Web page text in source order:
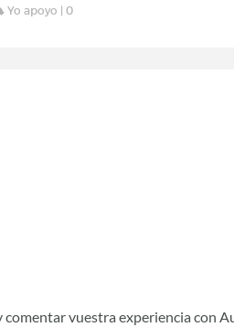
Yo apoyo |0
comentar vuestra experiencia con